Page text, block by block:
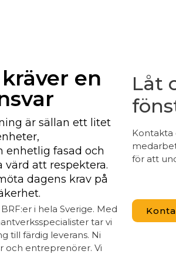
en
är sällan ett litet
enhetlig fasad och
att respektera.
dagens krav på
i hela Sverige. Med
tar vi
till färdig leverans. Ni
och entreprenörer. Vi
Låt
Kontakta
för att